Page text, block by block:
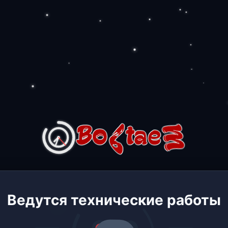
Ведутся технические работы